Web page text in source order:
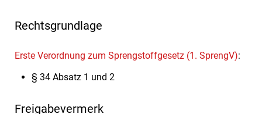
Rechtsgrundlage
Erste Verordnung zum Sprengstoffgesetz (1. SprengV):
§ 34 Absatz 1 und 2
Freigabevermerk